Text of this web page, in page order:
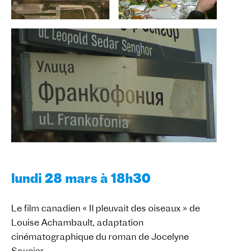
lundi 28 mars à 18h30
Le film canadien « Il pleuvait des oiseaux » de
Louise Achambault, adaptation
cinématographique du roman de Jocelyne